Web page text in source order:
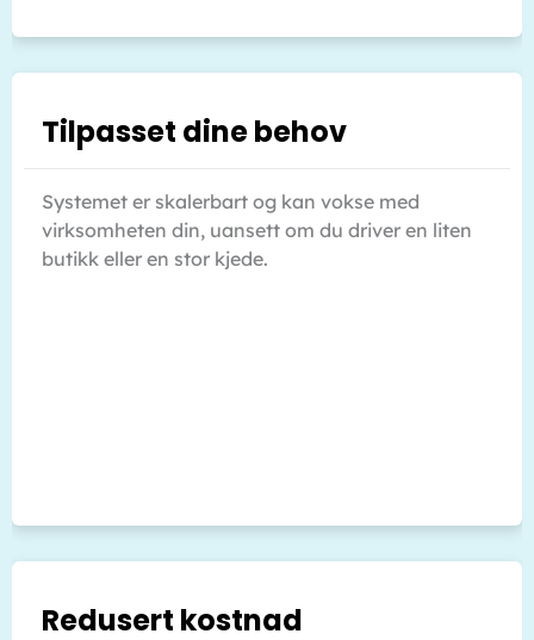
Tilpasset dine behov
Systemet er skalerbart og kan vokse med
virksomheten din, uansett om du driver en liten
butikk eller en stor kjede.
Redusert kostnad